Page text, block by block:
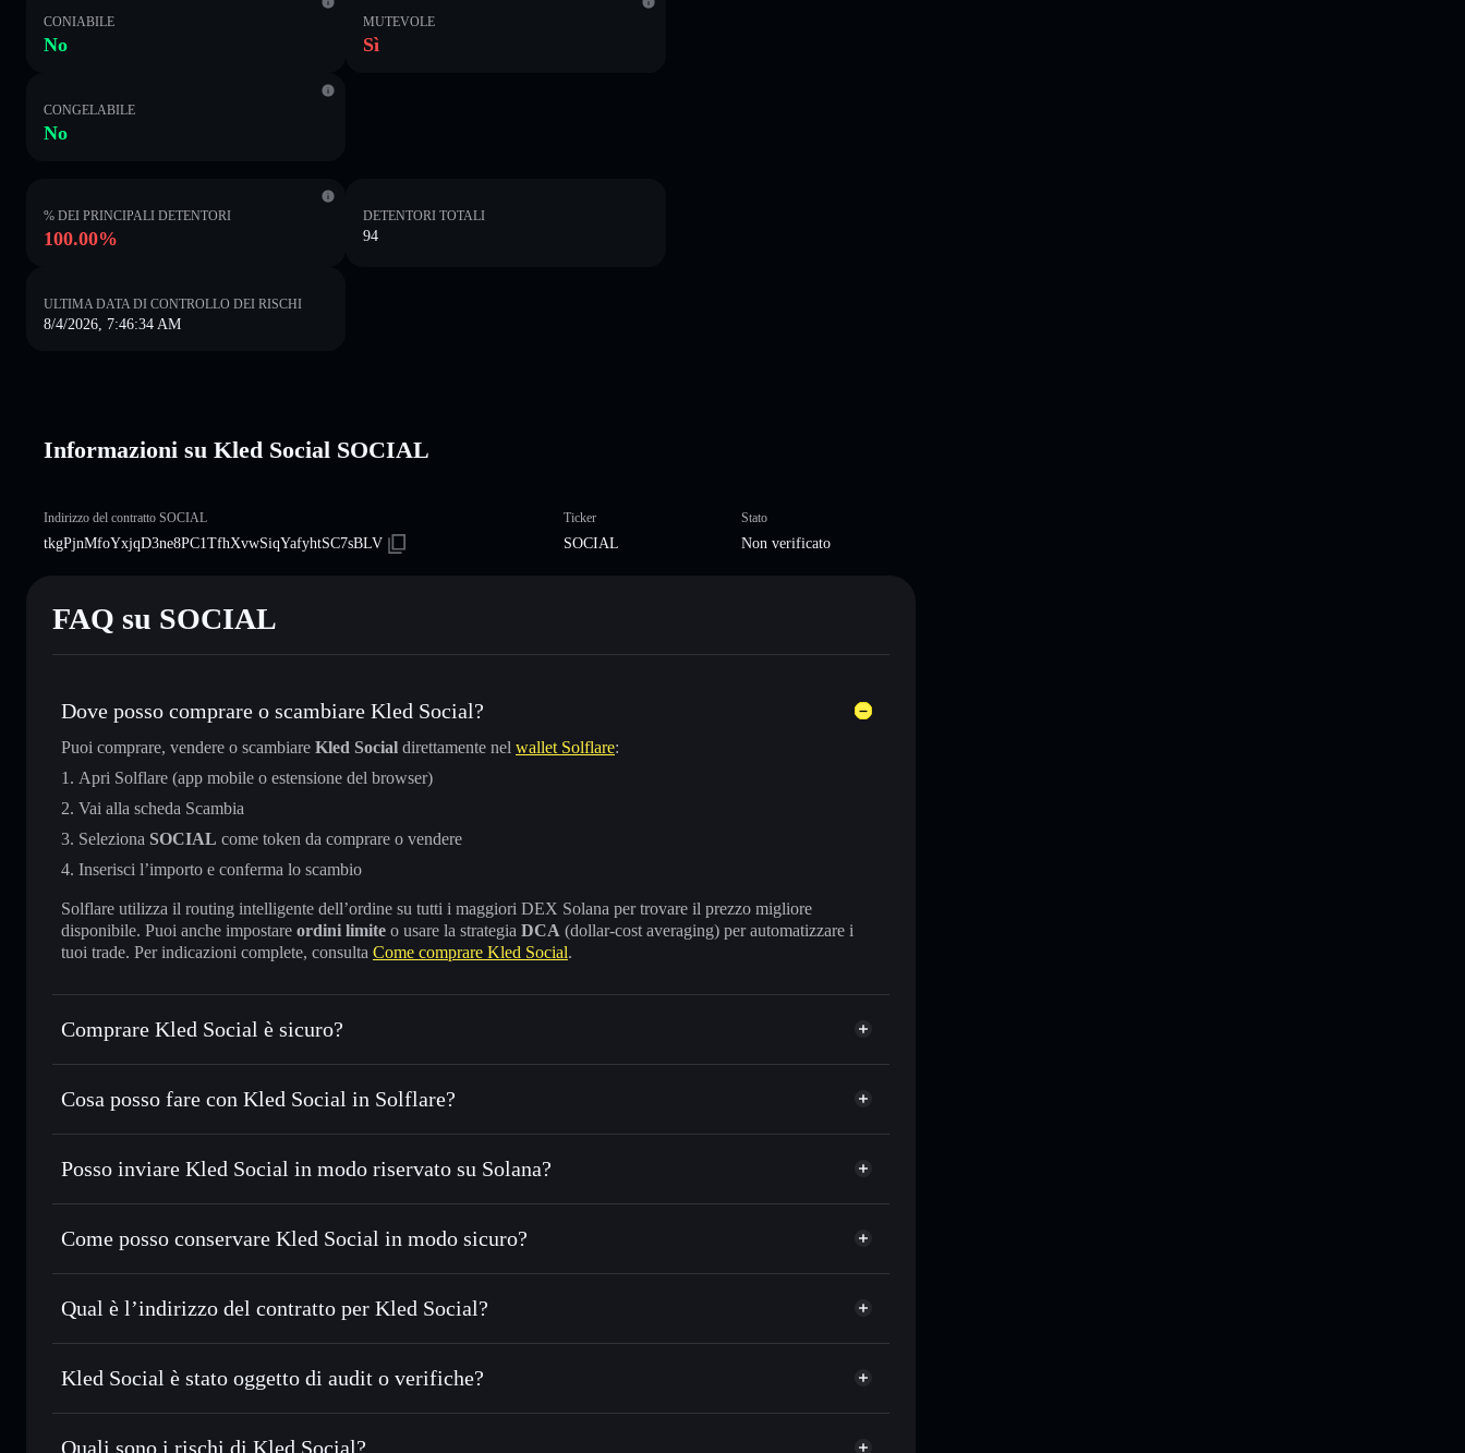
CONIABILE
No
MUTEVOLE
Sì
CONGELABILE
No
% DEI PRINCIPALI DETENTORI
100.00%
DETENTORI TOTALI
94
ULTIMA DATA DI CONTROLLO DEI RISCHI
8/4/2026, 7:46:34 AM
Informazioni su Kled Social SOCIAL
Indirizzo del contratto SOCIAL
tkgPjnMfoYxjqD3ne8PC1TfhXvwSiqYafyhtSC7sBLV
Ticker
SOCIAL
Stato
Non verificato
FAQ su SOCIAL
Dove posso comprare o scambiare Kled Social?
Puoi comprare, vendere o scambiare Kled Social direttamente nel wallet Solflare:
Apri Solflare (app mobile o estensione del browser)
Vai alla scheda Scambia
Seleziona SOCIAL come token da comprare o vendere
Inserisci l’importo e conferma lo scambio
Solflare utilizza il routing intelligente dell’ordine su tutti i maggiori DEX Solana per trovare il prezzo migliore
disponibile. Puoi anche impostare ordini limite o usare la strategia DCA (dollar-cost averaging) per automatizzare i
tuoi trade. Per indicazioni complete, consulta Come comprare Kled Social.
Comprare Kled Social è sicuro?
Kled Social non è verificato
Cosa posso fare con Kled Social in Solflare?
Kled Social
wallet Solflare
Scambiare istantaneamente— scambia SOCIAL in SOL, USDC o in migliaia di altri token Solana al prezzo
Usare il DCA— applica la strategia dollar-cost average su SOCIAL nel tempo
Inviare in modo riservato— trasferisci SOCIAL senza collegare pubblicamente i wallet usando l’Aggregatore di
privacy incorporato di Solflare
esclusivo controllo delle tue chiavi private
Posso inviare Kled Social in modo riservato su Solana?
Aggregatore di privacy
Come posso conservare Kled Social in modo sicuro?
Kled Social wallet non-custodial Solflare
Aggregatore di
privacy
Qual è l’indirizzo del contratto per Kled Social?
Kled Social tkgPjnMfoYxjqD3ne8PC1TfhXvwSiqYafyhtSC7sBLV
SOCIAL wallet Solflare
Kled Social è stato oggetto di audit o verifiche?
Kled Social non è verificato
Quali sono i rischi di Kled Social?